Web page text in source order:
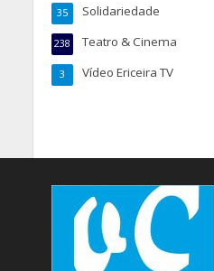
Solidariedade
35
Teatro & Cinema
238
Vídeo Ericeira TV
3